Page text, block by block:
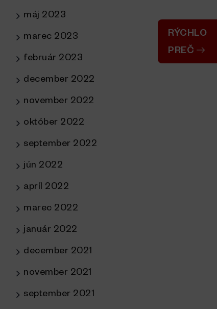
RÝCHLO
PREČ
máj 2023
marec 2023
február 2023
december 2022
november 2022
október 2022
september 2022
jún 2022
apríl 2022
marec 2022
január 2022
december 2021
november 2021
september 2021